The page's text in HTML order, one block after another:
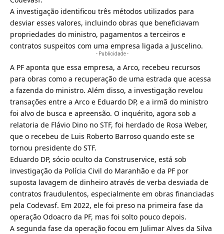
A investigação identificou três métodos utilizados para
desviar esses valores, incluindo obras que beneficiavam
propriedades do ministro, pagamentos a terceiros e
contratos suspeitos com uma empresa ligada a Juscelino.
- Publicidade -
A PF aponta que essa empresa, a Arco, recebeu recursos
para obras como a recuperação de uma estrada que acessa
a fazenda do ministro. Além disso, a investigação revelou
transações entre a Arco e Eduardo DP, e a irmã do ministro
foi alvo de busca e apreensão. O inquérito, agora sob a
relatoria de Flávio Dino no STF, foi herdado de Rosa Weber,
que o recebeu de Luis Roberto Barroso quando este se
tornou presidente do STF.
Eduardo DP, sócio oculto da Construservice, está sob
investigação da Polícia Civil do Maranhão e da PF por
suposta lavagem de dinheiro através de verba desviada de
contratos fraudulentos, especialmente em obras financiadas
pela Codevasf. Em 2022, ele foi preso na primeira fase da
operação Odoacro da PF, mas foi solto pouco depois.
A segunda fase da operação focou em Julimar Alves da Silva